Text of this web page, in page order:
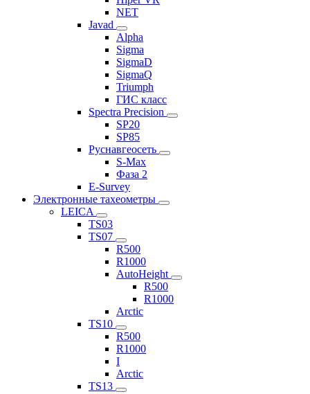
NET
Javad
Alpha
Sigma
SigmaD
SigmaQ
Triumph
ГИС класс
Spectra Precision
SP20
SP85
Руснавгеосеть
S-Max
Фаза 2
E-Survey
Электронные тахеометры
LEICA
TS03
TS07
R500
R1000
AutoHeight
R500
R1000
Arctic
TS10
R500
R1000
I
Arctic
TS13